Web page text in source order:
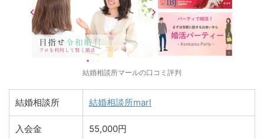
結婚相談所マールの口コミ評判
結婚相談所 結婚相談所marl
入会金 55,000円